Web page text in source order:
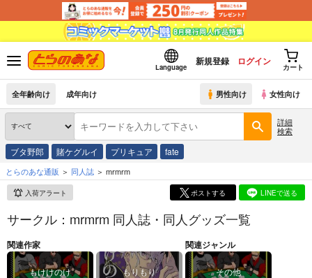
Language
新規登録 ログイン
カート
全年齢向け 成年向け 男性向け 女性向け
詳細
検索
ブタ野郎 賭ケグルイ プリキュア fate
とらのあな通販 同人誌 mrmrm
入荷アラート ポストする LINEで送る
サークル：mrmrm 同人誌・同人グッズ一覧
関連作家
もけけのけ もりもり
関連ジャンル
その他